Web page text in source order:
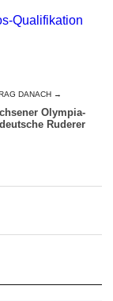
Qualifikation
DANACH →
Olympia-
Ruderer